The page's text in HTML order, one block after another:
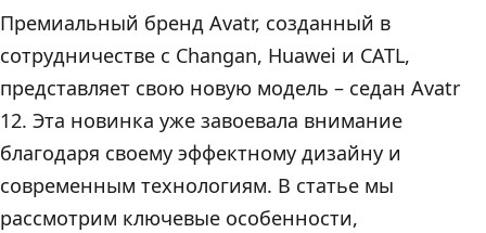
Премиальный бренд Avatr, созданный в
сотрудничестве с Changan, Huawei и CATL,
представляет свою новую модель – седан Avatr
12. Эта новинка уже завоевала внимание
благодаря своему эффектному дизайну и
современным технологиям. В статье мы
рассмотрим ключевые особенности,